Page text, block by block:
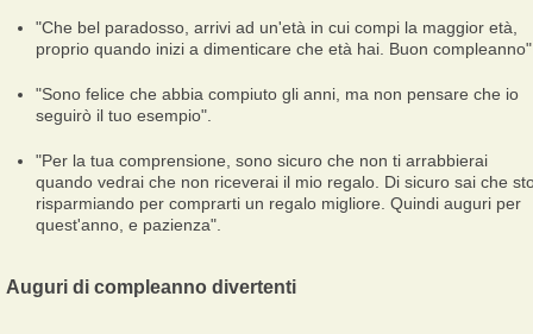
"Che bel paradosso, arrivi ad un'età in cui compi la maggior età,
proprio quando inizi a dimenticare che età hai. Buon
"Sono felice che abbia compiuto gli anni, ma non pensare che io
seguirò il tuo esempio".
"Per la tua comprensione, sono sicuro che non ti arrabbierai
quando vedrai che non riceverai il mio regalo. Di sicuro sai che
risparmiando per comprarti un regalo migliore. Quindi auguri per
quest'anno, e pazienza".
Auguri di compleanno divertenti